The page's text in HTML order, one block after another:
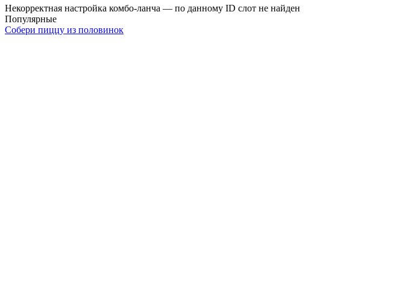
Некорректная настройка комбо-ланча — по данному ID слот не найден
Популярные
Собери пиццу из половинок